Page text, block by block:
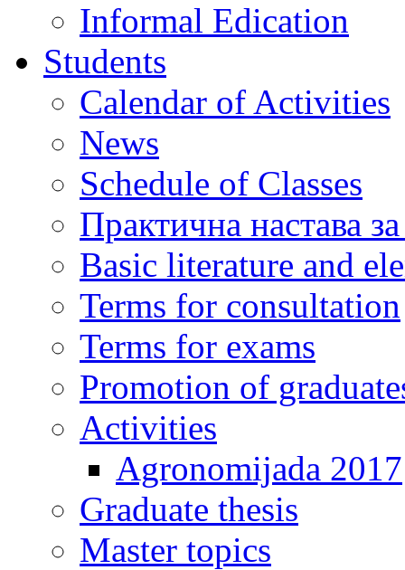
Informal Edication
Students
Calendar of Activities
News
Schedule of Classes
Практична настава
Basic literature and
Terms for consultation
Terms for exams
Promotion of
Activities
Agronomijada 2017
Graduate thesis
Master topics